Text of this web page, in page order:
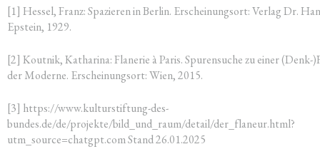
[1] Hes­sel, Franz: Spa­zie­ren in Ber­lin. Erschei­nungs­ort: Ver­lag Dr.
Epstein, 1929.
[2] Kout­nik, Katha­ri­na: Fla­ne­rie à Paris. Spu­ren­su­che zu einer (Denk-
der Moder­ne. Erschei­nungs­ort: Wien, 2015.
[3] https://www.kulturstiftung-des-
bundes.de/de/projekte/bild_und_raum/detail/der_flaneur.html?
utm_source=chatgpt.com Stand 26.01.2025